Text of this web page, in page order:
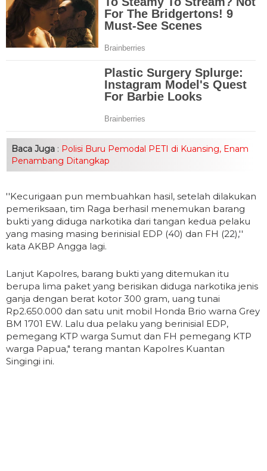
Baca Juga : Polisi Buru Pemodal PETI di Kuansing, Enam
Penambang Ditangkap
''Kecurigaan pun membuahkan hasil, setelah dilakukan
pemeriksaan, tim Raga berhasil menemukan barang
bukti yang diduga narkotika dari tangan kedua pelaku
yang masing masing berinisial EDP (40) dan FH (22),''
kata AKBP Angga lagi.
Lanjut Kapolres, barang bukti yang ditemukan itu
berupa lima paket yang berisikan diduga narkotika jenis
ganja dengan berat kotor 300 gram, uang tunai
Rp2.650.000 dan satu unit mobil Honda Brio warna Grey
BM 1701 EW. Lalu dua pelaku yang berinisial EDP,
pemegang KTP warga Sumut dan FH pemegang KTP
warga Papua," terang mantan Kapolres Kuantan
Singingi ini.